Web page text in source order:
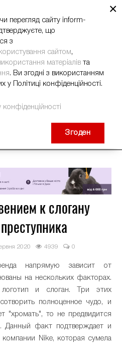
к слогану
2020 4939 0
напрямую зависит от
на нескольких факторах.
и слоган. Три этих
полноценное чудо, и
"хромать", то не предвидится
Данный факт подтверждает и
Nike, которая сумела
×
перегляд сайту inform-
що
з
сайтом,
матеріалів та
. Ви згодні з використанням
у Політиці конфіденційності.
Згоден